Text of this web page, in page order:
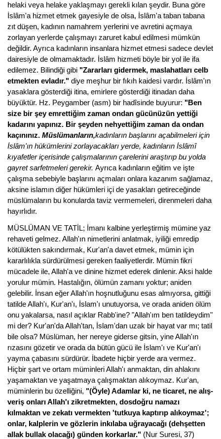
helaki veya helake yaklaşmayı gerekli kılan şeydir. Buna göre
İslâm'a hizmet etmek gayesiyle de olsa, İslâm'a taban tabana
zıt düşen, kadının namahrem yerlerini ve avretini açmaya
zorlayan yerlerde çalışmayı zaruret kabul edilmesi mümkün
değildir. Ayrıca kadınların insanlara hizmet etmesi sadece devlet
dairesiyle de olmamaktadır. İslâm hizmeti böyle bir yol ile ifa
edilemez. Bilindiği gibi "Zararları gidermek, maslahatları celb
etmekten evladır." diye meşhur bir fıkıh kaidesi vardır. İslâm'ın
yasaklara gösterdiği itina, emirlere gösterdiği itinadan daha
büyüktür. Hz. Peygamber (asm) bir hadîsinde buyurur: "Ben
size bir şey emrettiğim zaman ondan gücünüzün yettiği
kadarını yapınız. Bir şeyden nehyettiğim zaman da ondan
kaçınınız. Müslümanların,kadınların başlarını açabilmeleri için
İslâm'ın hükümlerini zorlayacakları yerde, kadınların İslâmî
kıyafetler içerisinde çalışmalarının çarelerini araştırıp bu yolda
gayret sarfetmeleri gerekir. Ayrıca kadınların eğitim ve işte
çalışma sebebiyle başlarını açmaları onlara kazanım sağlamaz,
aksine islamın diğer hükümleri içi de yasakları getireceğinde
müslümaların bu konularda taviz vermemeleri, direnmeleri daha
hayırlıdır.
MÜSLÜMAN VE TATİL; İmanı kalbine yerleştirmiş mümine yaz
rehaveti gelmez. Allah'ın nimetlerini anlatmak, iyiliği emredip
kötülükten sakındırmak, Kur'an'a davet etmek, mümin için
kararlılıkla sürdürülmesi gereken faaliyetlerdir. Mümin fikri
mücadele ile, Allah'a ve dinine hizmet ederek dinlenir. Aksi halde
yorulur mümin. Hastalığın, ölümün zamanı yoktur; aniden
gelebilir. İnsan eğer Allah'ın hoşnutluğunu esas almıyorsa, gittiği
tatilde Allah'ı, Kur'an'ı, İslam'ı unutuyorsa, ve orada aniden ölüm
onu yakalarsa, nasıl açıklar Rabb'ine? "Allah'ım ben tatildeydim"
mi der? Kur'an'da Allah'tan, İslam'dan uzak bir hayat var mı; tatil
bile olsa? Müslüman, her nereye giderse gitsin, yine Allah'ın
rızasını gözetir ve orada da bütün gücü ile İslam'ı ve Kur'an'ı
yayma çabasını sürdürür. İbadete hiçbir yerde ara vermez.
Hiçbir şart ve ortam müminleri Allah'ı anmaktan, din ahlakını
yaşamaktan ve yaşatmaya çalışmaktan alıkoymaz. Kur'an,
müminlerin bu özelliğini, "(Öyle) Adamlar ki, ne ticaret, ne alış-
veriş onları Allah'ı zikretmekten, dosdoğru namazı
kılmaktan ve zekatı vermekten 'tutkuya kaptırıp alıkoymaz';
onlar, kalplerin ve gözlerin inkılaba uğrayacağı (dehşetten
allak bullak olacağı) günden korkarlar." (Nur Suresi, 37)